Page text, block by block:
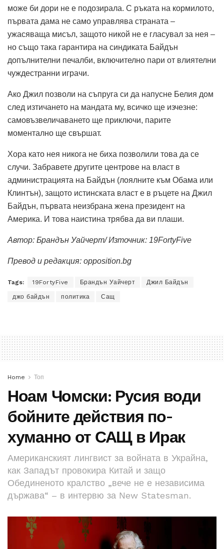
може би дори не е подозирала. С ръката на кормилото,
първата дама не само управлява страната –
ужасяваща мисъл, защото никой не е гласувал за нея –
но също така гарантира на синдиката Байдън
допълнителни печалби, включително пари от влиятелни
чуждестранни играчи.
Ако Джил позволи на съпруга си да напусне Белия дом
след изтичането на мандата му, всичко ще изчезне:
самовъзвеличаването ще приключи, парите
моментално ще свършат.
Хора като нея никога не биха позволили това да се
случи. Забравете другите центрове на власт в
администрацията на Байдън (лоялните към Обама или
Клинтън), защото истинската власт е в ръцете на Джил
Байдън, първата неизбрана жена президент на
Америка. И това наистина трябва да ви плаши.
Автор: Брандън Уайчерт/ Източник: 19FortyFive
Превод и редакция: opposition.bg
Tags: 19FortyFive Брандън Уайчерт Джил Байдън
джо байдън политика Сащ
Home Топ
Ноам Чомски: Русия води
бойните действия по-
хуманно от САЩ в Ирак
Американският лингвист за войната в Украйна,
как Западът провокира Китай и защо
Обединеното кралство „вече не е независима
държава“ – в интервю за New Statesman.